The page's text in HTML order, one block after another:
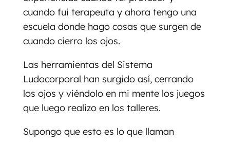
cuando fui terapeuta y ahora tengo una
escuela donde hago cosas que surgen de
cuando cierro los ojos.
Las herramientas del Sistema
Ludocorporal han surgido así, cerrando
los ojos y viéndolo en mi mente los juegos
que luego realizo en los talleres.
Supongo que esto es lo que llaman